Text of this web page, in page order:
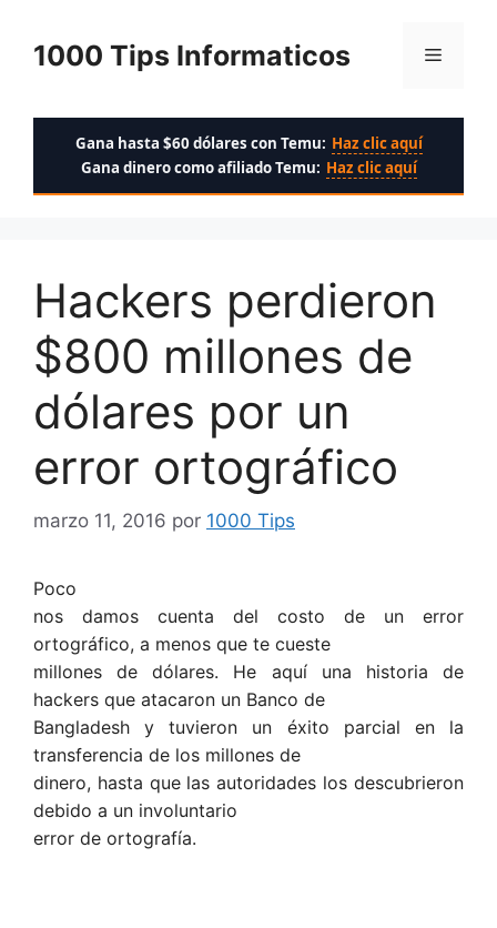
contenido
1000 Tips Informaticos Menú
Gana hasta $60 dólares con Temu: Haz clic aquí
Gana dinero como afiliado Temu: Haz clic aquí
Hackers perdieron
$800 millones de
dólares por un
error ortográfico
marzo 11, 2016 por 1000 Tips
Poco
nos damos cuenta del costo de un error
ortográfico, a menos que te cueste
millones de dólares. He aquí una historia de
hackers que atacaron un Banco de
Bangladesh y tuvieron un éxito parcial en la
transferencia de los millones de
dinero, hasta que las autoridades los descubrieron
debido a un involuntario
error de ortografía.